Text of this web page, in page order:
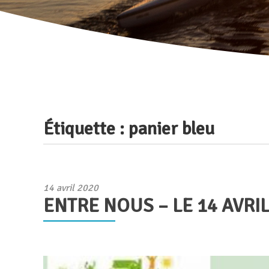
Étiquette : panier bleu
Publié
le
14 avril 2020
ENTRE NOUS – LE 14